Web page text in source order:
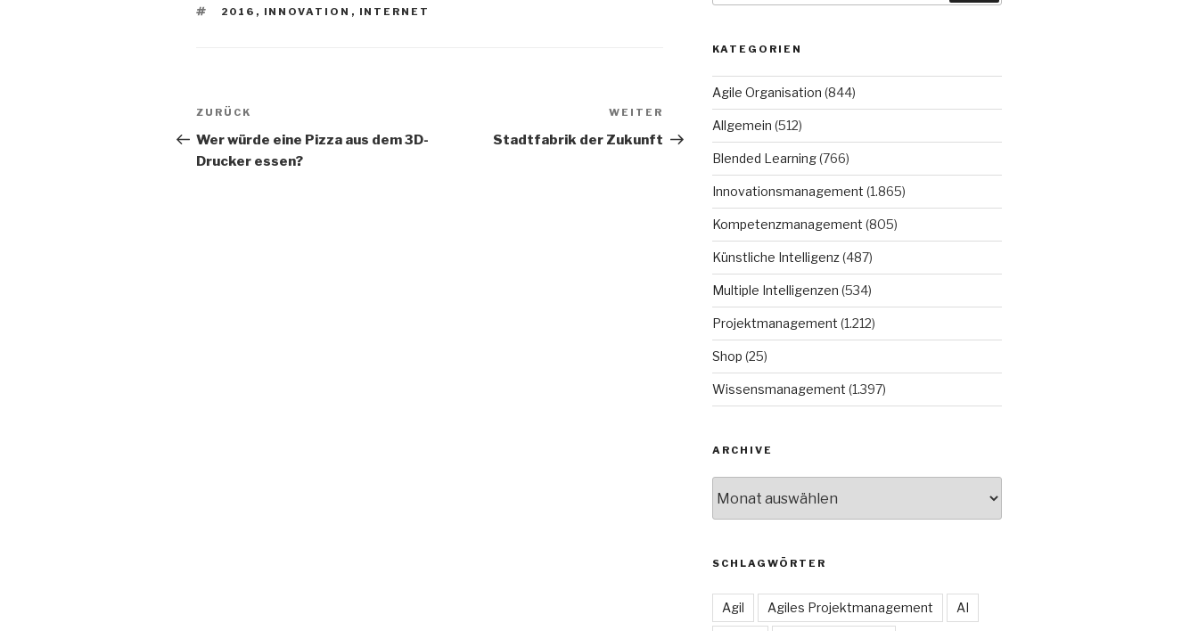
SCHLAGWÖRTER
2016 , INNOVATION , INTERNET
Beitrags-
Navigation
Vorheriger
Beitrag
ZURÜCK
Wer würde eine Pizza aus dem 3D-
Drucker essen?
Nächster
Beitrag
WEITER
Stadtfabrik der Zukunft
KATEGORIEN
Agile Organisation (844)
Allgemein (512)
Blended Learning(766)
Innovationsmanagement (1.865)
Kompetenzmanagement (805)
Künstliche Intelligenz(487)
Multiple Intelligenzen (534)
Projektmanagement (1.212)
Shop (25)
Wissensmanagement (1.397)
ARCHIVE
SCHLAGWÖRTER
Agil Agiles Projektmanagement AI